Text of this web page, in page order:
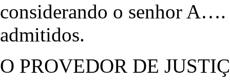
considerando o senhor
admitidos.
O PROVEDOR DE